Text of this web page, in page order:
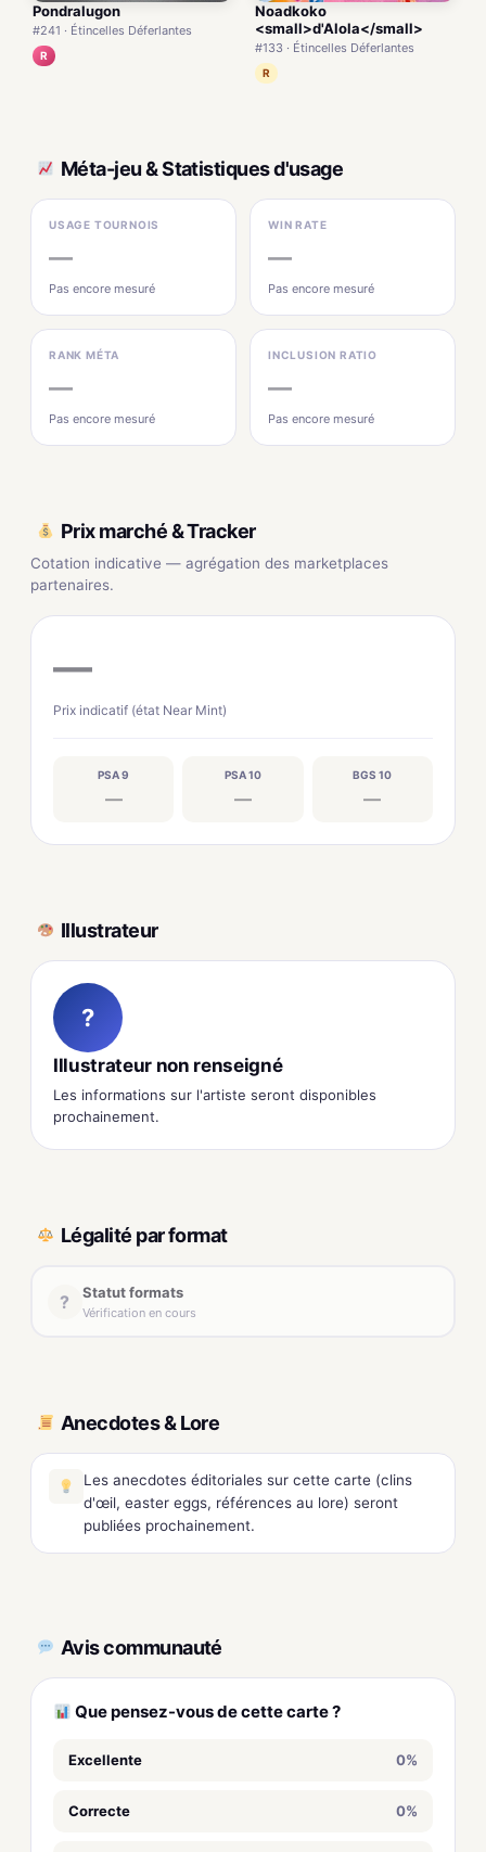
Pondralugon
#241 · Étincelles Déferlantes
R
Noadkoko
<small>d'Alola</small>
#133 · Étincelles Déferlantes
R
Méta-jeu & Statistiques d'usage
USAGE TOURNOIS
—
Pas encore mesuré
WIN RATE
—
Pas encore mesuré
RANK MÉTA
—
Pas encore mesuré
INCLUSION RATIO
—
Pas encore mesuré
Prix marché & Tracker
Cotation indicative — agrégation des marketplaces
partenaires.
—
Prix indicatif (état Near Mint)
PSA 9
—
PSA 10
—
BGS 10
—
Illustrateur
?
Illustrateur non renseigné
Les informations sur l'artiste seront disponibles
prochainement.
Légalité par format
? Statut formats
Vérification en cours
Anecdotes & Lore
Les anecdotes éditoriales sur cette carte (clins
d'œil, easter eggs, références au lore) seront
publiées prochainement.
Avis communauté
Que pensez-vous de cette carte ?
Excellente 0%
Correcte 0%